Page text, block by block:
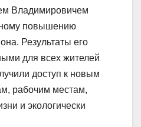
Владимировичем
повышению
Результаты его
для всех жителей
доступ к новым
рабочим местам,
и экологически